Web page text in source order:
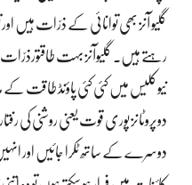
گلیو آنز بھی توانائی کے ذرّات ہیں
رہتے ہیں۔ گلیوآنز بہت
نیوکلیس میں کئی کئی پاؤنڈ طاقت
دوپروٹانز پوری قوت یعنی روشنی
دوسرے کے ساتھ ٹکرا جائیں اور انہیں